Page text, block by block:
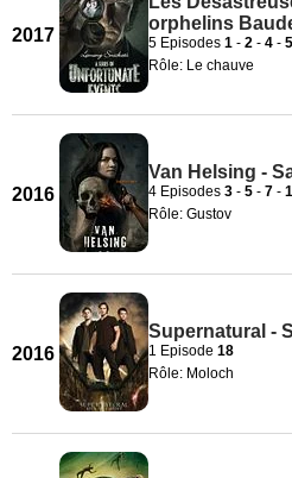
2017
orphelins
5 Episodes 1 - 2 - 4 - 5
Rôle: Le chauve
2016
Van Helsing -
4 Episodes 3 - 5 - 7 -
Rôle: Gustov
2016
Supernatural -
1 Episode 18
Rôle: Moloch